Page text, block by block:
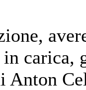
in carica,
Anton